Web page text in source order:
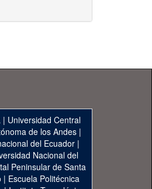
| Universidad Central
de los Andes|
del Ecuador|
Nacional del
Peninsular de Santa
| Escuela Politécnica